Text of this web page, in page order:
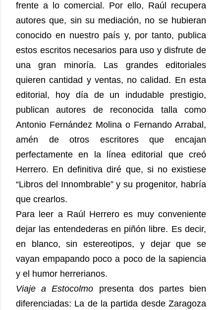
frente a lo comercial. Por ello, Raúl recupera
autores que, sin su mediación, no se hubieran
conocido en nuestro país y, por tanto, publica
estos escritos necesarios para uso y disfrute de
una gran minoría. Las grandes editoriales
quieren cantidad y ventas, no calidad. En esta
editorial, hoy día de un indudable prestigio,
publican autores de reconocida talla como
Antonio Fernández Molina o Fernando Arrabal,
amén de otros escritores que encajan
perfectamente en la línea editorial que creó
Herrero. En definitiva diré que, si no existiese
“Libros del Innombrable” y su progenitor, habría
que crearlos.
Para leer a Raúl Herrero es muy conveniente
dejar las entendederas en piñón libre. Es decir,
en blanco, sin estereotipos, y dejar que se
vayan empapando poco a poco de la sapiencia
y el humor herrerianos.
Viaje a Estocolmo presenta dos partes bien
diferenciadas: La de la partida desde Zaragoza